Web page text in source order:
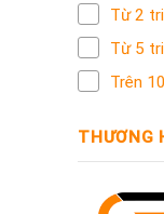
Từ 2
Từ 5
Trên
THƯƠNG